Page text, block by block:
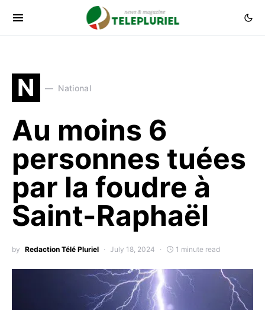
N National
Au moins 6
personnes tuées
par la foudre à
Saint-Raphaël
by Redaction Télé Pluriel July 18, 2024 1 minute read